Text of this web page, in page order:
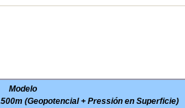
Modelo
(Geopotencial + Pressión en Superficie)